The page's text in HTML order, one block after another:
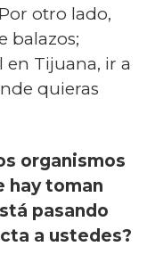
otro lado,
balazos;
Tijuana, ir a
quieras
organismos
hay toman
pasando
a ustedes?